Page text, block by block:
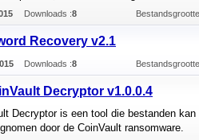
Downloads :8
Recovery v2.1
Downloads :8
Decryptor v1.0.0.4
Decryptor is een tool die bestanden kan
door de CoinVault ransomware.